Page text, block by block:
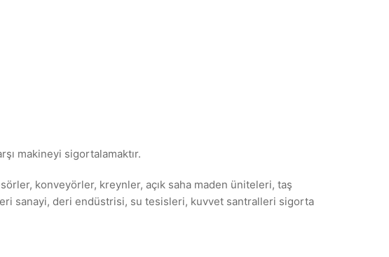
makineyi sigortalamaktır.
konveyörler, kreynler, açık saha maden üniteleri, taş
sanayi, deri endüstrisi, su tesisleri, kuvvet santralleri sigorta